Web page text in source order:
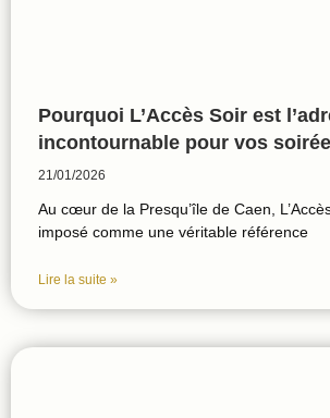
Pourquoi L’Accès Soir est
incontournable pour vos
21/01/2026
Au cœur de la Presqu’île de Caen,
imposé comme une véritable référence
Lire la suite »